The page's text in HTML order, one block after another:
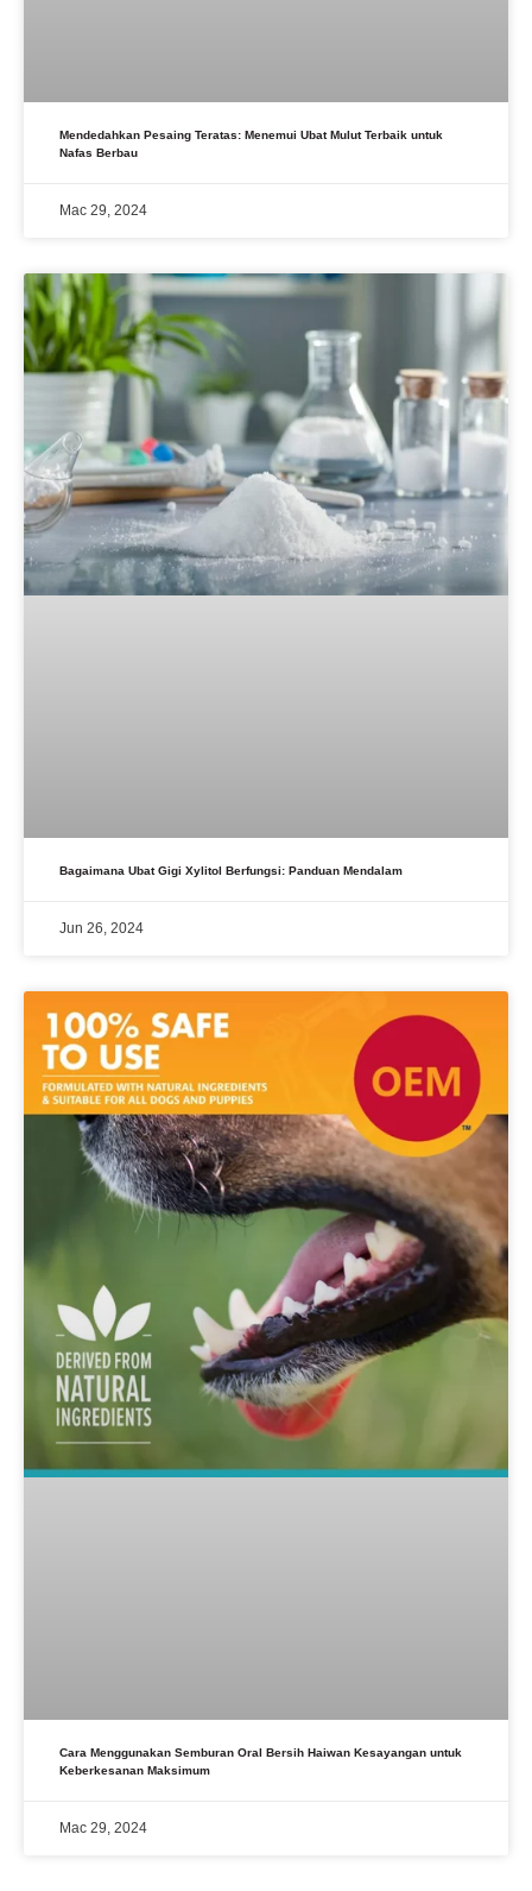
Mendedahkan Pesaing Teratas: Menemui Ubat Mulut Terbaik untuk
Nafas Berbau
Mac 29, 2024
Bagaimana Ubat Gigi Xylitol Berfungsi: Panduan Mendalam
Jun 26, 2024
Cara Menggunakan Semburan Oral Bersih Haiwan Kesayangan untuk
Keberkesanan Maksimum
Mac 29, 2024